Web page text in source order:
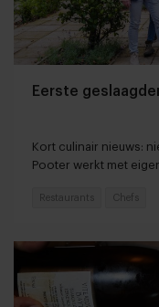
Eerste
Kort culinair nieuws:
Pooter werkt met
Restaurants Chefs